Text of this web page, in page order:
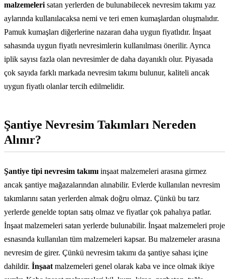
malzemeleri satan yerlerden de bulunabilecek nevresim takımı yaz
aylarında kullanılacaksa nemi ve teri emen kumaşlardan oluşmalıdır.
Pamuk kumaşları diğerlerine nazaran daha uygun fiyatlıdır. İnşaat
sahasında uygun fiyatlı nevresimlerin kullanılması önerilir. Ayrıca
iplik sayısı fazla olan nevresimler de daha dayanıklı olur. Piyasada
çok sayıda farklı markada nevresim takımı bulunur, kaliteli ancak
uygun fiyatlı olanlar tercih edilmelidir.
Şantiye Nevresim Takımları Nereden
Alınır?
Şantiye tipi nevresim takımı inşaat malzemeleri arasına girmez
ancak şantiye mağazalarından alınabilir. Evlerde kullanılan nevresim
takımlarını satan yerlerden almak doğru olmaz. Çünkü bu tarz
yerlerde genelde toptan satış olmaz ve fiyatlar çok pahalıya patlar.
İnşaat malzemeleri satan yerlerde bulunabilir. İnşaat malzemeleri proje
esnasında kullanılan tüm malzemeleri kapsar. Bu malzemeler arasına
nevresim de girer. Çünkü nevresim takımı da şantiye sahası içine
dahildir. İnşaat malzemeleri genel olarak kaba ve ince olmak ikiye